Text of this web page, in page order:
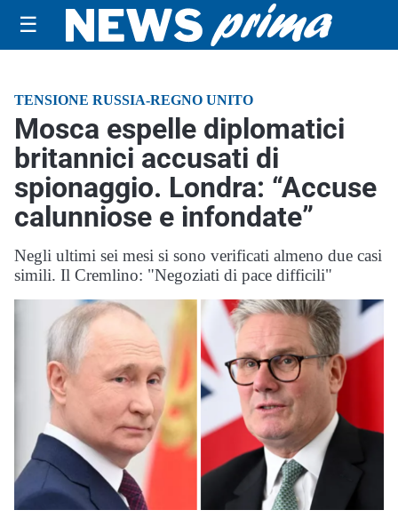
☰
TENSIONE RUSSIA-REGNO UNITO
Mosca espelle diplomatici
britannici accusati di
spionaggio. Londra: “Accuse
calunniose e infondate”
Negli ultimi sei mesi si sono verificati almeno due casi
simili. Il Cremlino: "Negoziati di pace difficili"